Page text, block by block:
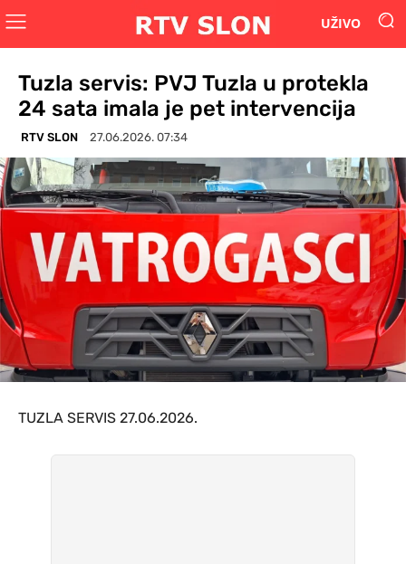
UŽIVO
Tuzla servis: PVJ Tuzla u protekla
24 sata imala je pet intervencija
RTV SLON 27.06.2026. 07:34
TUZLA SERVIS 27.06.2026.